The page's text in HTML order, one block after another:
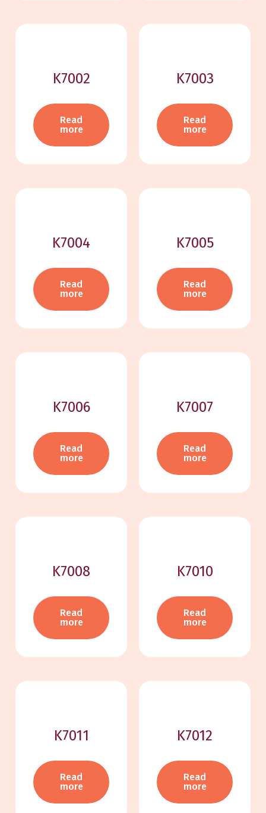
K7002
Read
more
K7003
Read
more
K7004
Read
more
K7005
Read
more
K7006
Read
more
K7007
Read
more
K7008
Read
more
K7010
Read
more
K7011
Read
more
K7012
Read
more